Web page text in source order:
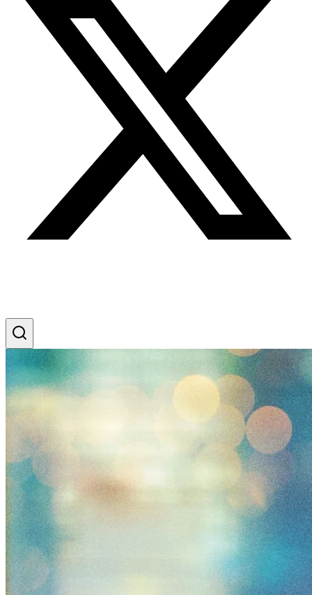
Streaming
Descubra o que assistir
Explore filmes e séries em todas as plataformas de
streaming disponíveis no Brasil.
Em Alta: A Odisseia Ver
Portal
Início